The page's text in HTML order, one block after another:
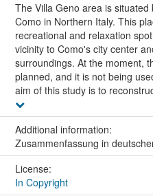
The Villa Geno area is
Como in Northern Italy. This
recreational and relaxation
vicinity to Como's city center
surroundings. At the moment,
planned, and it is not being
aim of this study is to
Additional information:
Zusammenfassung in
License:
In Copyright